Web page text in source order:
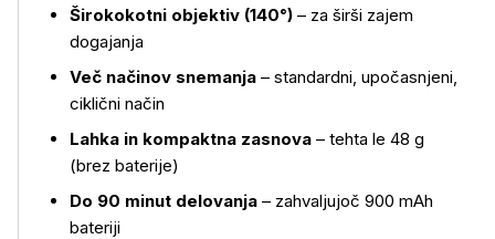
Širokokotni objektiv (140°) – za širši zajem
dogajanja
Več načinov snemanja – standardni, upočasnjeni,
ciklični način
Lahka in kompaktna zasnova – tehta le 48 g
(brez baterije)
Do 90 minut delovanja – zahvaljujoč 900 mAh
bateriji